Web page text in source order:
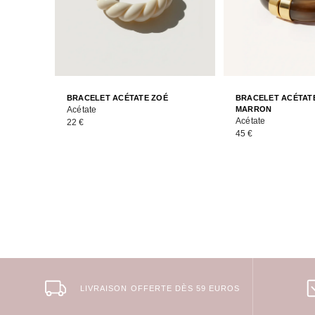
BRACELET ACÉTATE ZOÉ
Acétate
22 €
BRACELET
MARRON
Acétate
45 €
LIVRAISON OFFERTE DÈS 59 EUROS